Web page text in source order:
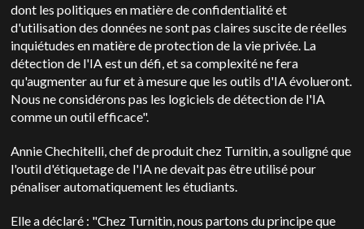
dont les politiques en matière de confidentialité et
d'utilisation des données ne sont pas claires suscite de réelles
inquiétudes en matière de protection de la vie privée. La
détection de l'IA est un défi, et sa complexité ne fera
qu'augmenter au fur et à mesure que les outils d'IA évolueront.
Nous ne considérons pas les logiciels de détection de l'IA
comme un outil efficace".
Annie Chechitelli, chef de produit chez Turnitin, a souligné que
l'outil d'étiquetage de l'IA ne devait pas être utilisé pour
pénaliser automatiquement les étudiants.
Elle a déclaré : "Chez Turnitin, nous partons du principe que